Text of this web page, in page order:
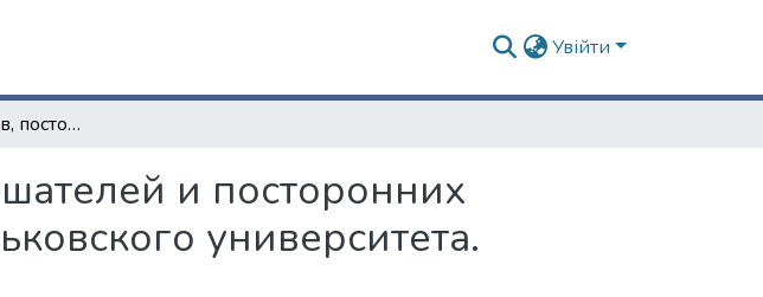
Увійти
Список студентов, посторонних слушателей и посторонних слушательниц Императорского Харьковского университета. Весеннее полугодие 1906 г.
и посторонних
университета.